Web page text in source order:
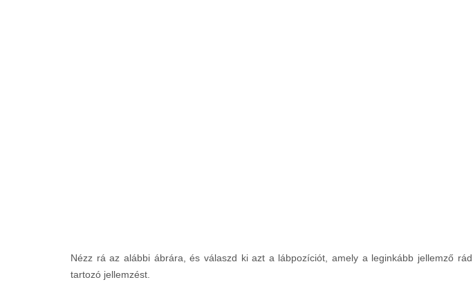
Nézz rá az alábbi ábrára, és válaszd ki azt a lábpozíciót, amely a leginkább jellemző
tartozó jellemzést.